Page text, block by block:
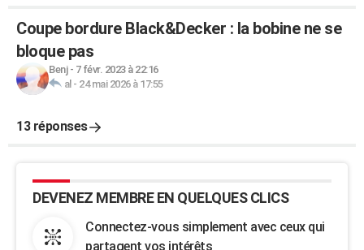
Coupe bordure Black&Decker : la bobine ne se
bloque pas
Benj- 7 févr. 2023 à 22:16
al - 24 mai 2026 à 17:55
13 réponses
DEVENEZ MEMBRE EN QUELQUES CLICS
Connectez-vous simplement avec ceux qui
partagent vos intérêts